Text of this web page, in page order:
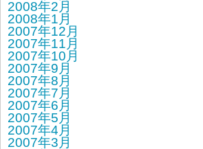
2008年2月
2008年1月
2007年12月
2007年11月
2007年10月
2007年9月
2007年8月
2007年7月
2007年6月
2007年5月
2007年4月
2007年3月